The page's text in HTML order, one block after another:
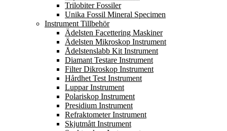
Trilobiter Fossiler
Unika Fossil Mineral Specimen
Instrument Tillbehör
Ädelsten Facettering Maskiner
Ädelsten Mikroskop Instrument
Ådelstenslabb Kit Instrument
Diamant Testare Instrument
Filter Dikroskop Instrument
Hårdhet Test Instrument
Luppar Instrument
Polariskop Instrument
Presidium Instrument
Refraktometer Instrument
Skjutmått Instrument